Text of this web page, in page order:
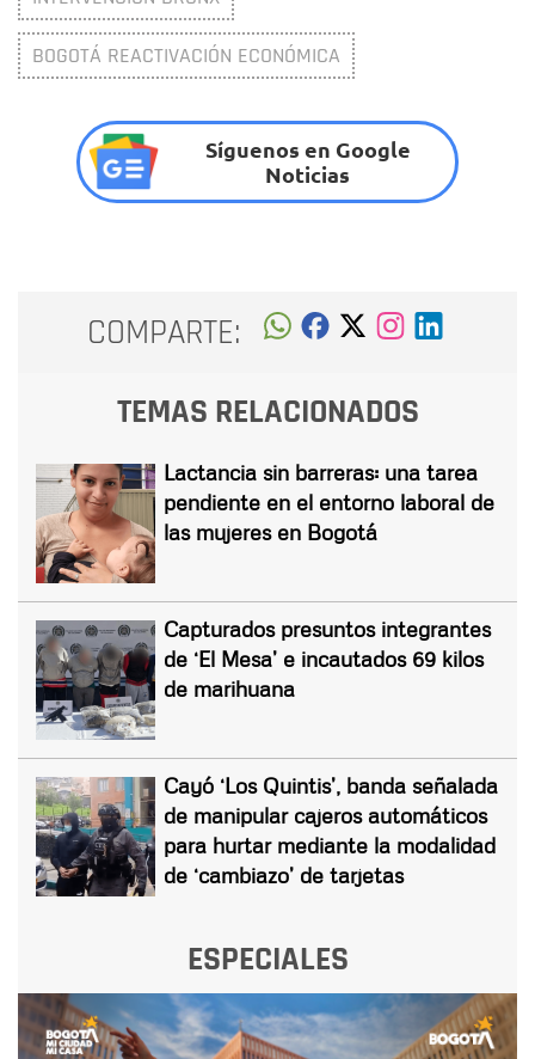
BOGOTÁ REACTIVACIÓN ECONÓMICA
Síguenos en Google
Noticias
COMPARTE:
TEMAS RELACIONADOS
Lactancia sin barreras: una tarea
pendiente en el entorno laboral de
las mujeres en Bogotá
Capturados presuntos integrantes
de ‘El Mesa’ e incautados 69 kilos
de marihuana
Cayó ‘Los Quintis’, banda señalada
de manipular cajeros automáticos
para hurtar mediante la modalidad
de ‘cambiazo’ de tarjetas
ESPECIALES